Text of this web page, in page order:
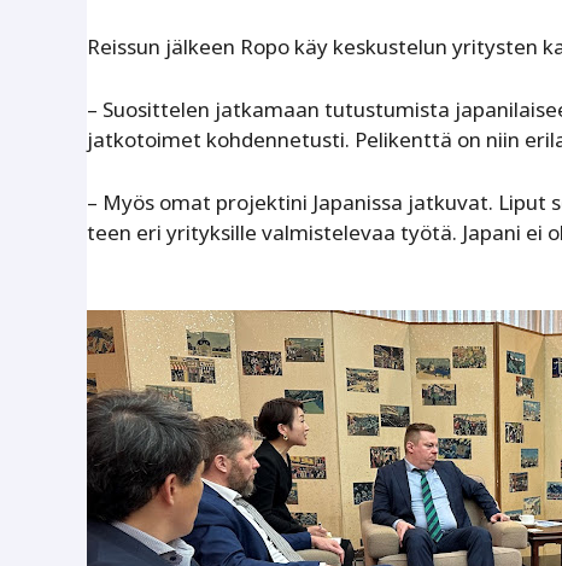
Reissun jälkeen Ropo käy keskustelun
– Suosittelen jatkamaan tutustumista
jatkotoimet kohdennetusti. Pelikenttä on niin
– Myös omat projektini Japanissa jatkuvat. Liput
teen eri yrityksille valmistelevaa työtä. Japani ei